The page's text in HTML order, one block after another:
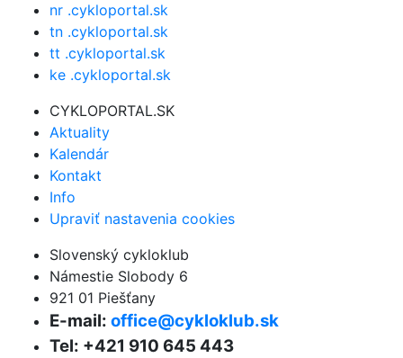
nr .cykloportal.sk
tn .cykloportal.sk
tt .cykloportal.sk
ke .cykloportal.sk
CYKLOPORTAL.SK
Aktuality
Kalendár
Kontakt
Info
Upraviť nastavenia cookies
Slovenský cykloklub
Námestie Slobody 6
921 01 Piešťany
E-mail: office@cykloklub.sk
Tel: +421 910 645 443